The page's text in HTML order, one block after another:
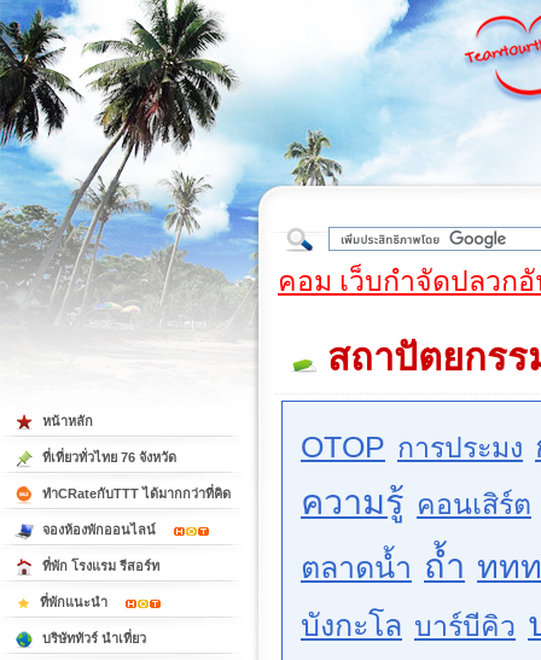
ต้
คอม เว็บกำจัดปลวก
สถาปัตยกรร
OTOP การประมง
ความรู้ คอนเสิร์ต
ตลาดน้ำ ถ้ำ ทท
บังกะโล บาร์บีคิว
หน้าหลัก
ที่เที่ยวทั่วไทย 76 จังหวัด
ทำCRateกับTTT ได้มากกว่าที่คิด
จองห้องพักออนไลน์
ที่พัก โรงแรม รีสอร์ท
ที่พักแนะนำ
บริษัททัวร์ นำเที่ยว